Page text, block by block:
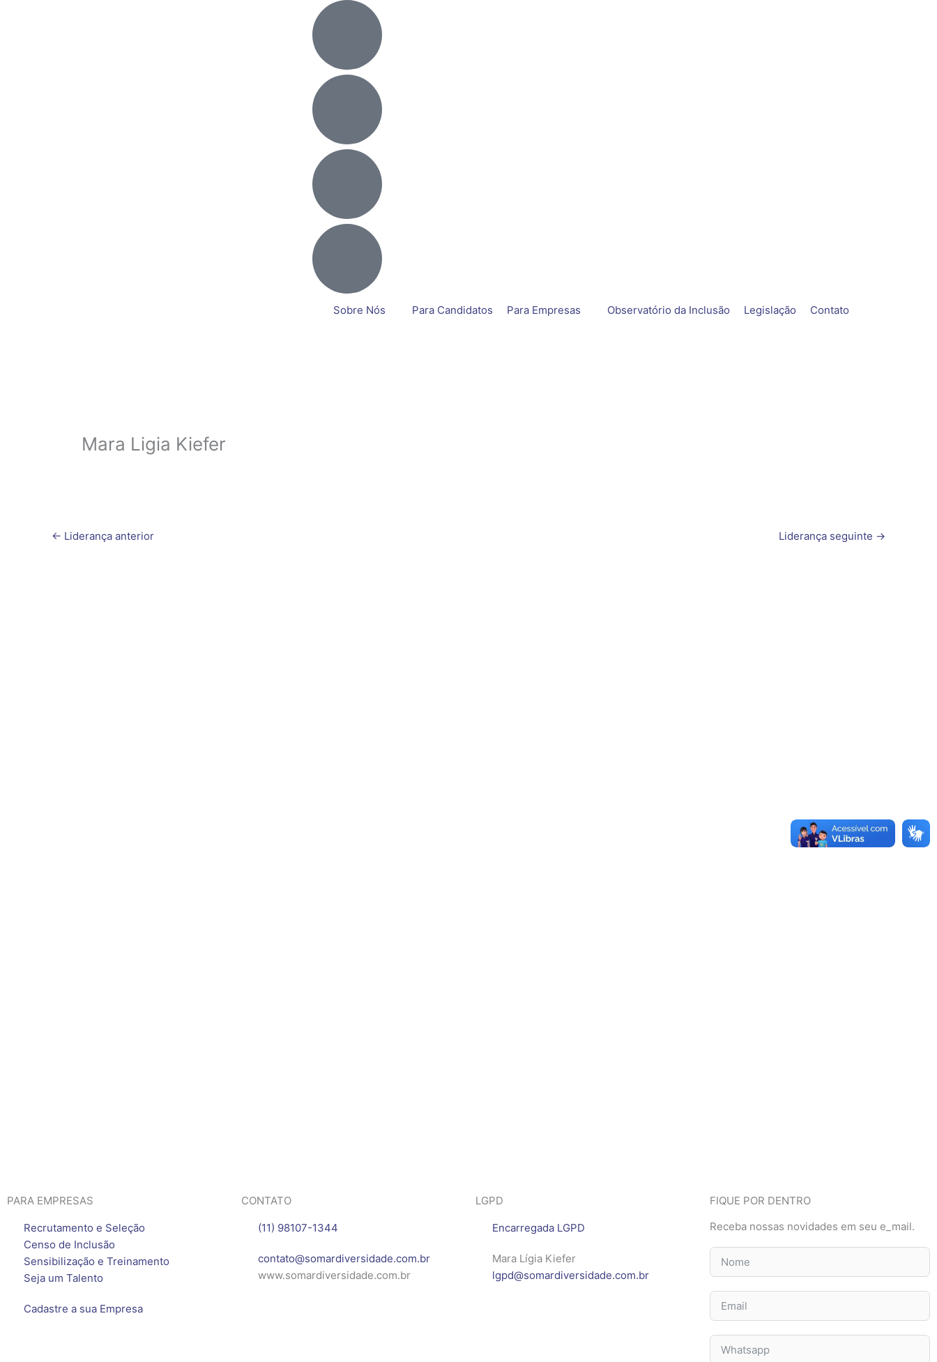
Sobre Nós Para Candidatos Para Empresas Observatório da Inclusão Legislação Contato
Mara Ligia Kiefer
← Liderança anterior Liderança seguinte →
PARA EMPRESAS
Recrutamento e Seleção
Censo de Inclusão
Sensibilização e Treinamento
Seja um Talento
Cadastre a sua Empresa
CONTATO
(11) 98107-1344
contato@somardiversidade.com.br
www.somardiversidade.com.br
LGPD
Encarregada LGPD
Mara Lígia Kiefer
lgpd@somardiversidade.com.br
FIQUE POR DENTRO
Receba nossas novidades em seu e_mail.